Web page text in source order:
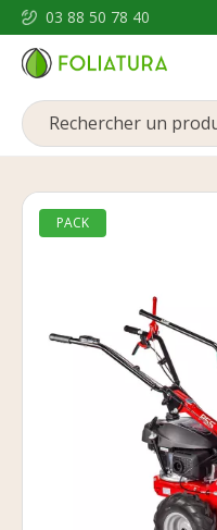
03 88 50 78 40
PACK